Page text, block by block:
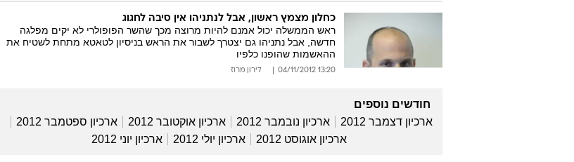
כחלון מצמץ ראשון, אבל לנתניהו אין סיבה לחגוג
ראש הממשלה יכול אמנם להיות מרוצה מכך שהשר הפופולרי לא יקים מפלגה
חדשה, אבל נתניהו גם יצטרך לשבור את הראש בניסיון לטאטא מתחת לשטיח את
ההאשמות שהופנו כלפיו
13:20 04/11/2012 לירון מרוז
חודשים נוספים
ארכיון דצמבר 2012
ארכיון נובמבר 2012 ארכיון אוקטובר 2012
ארכיון ספטמבר 2012
ארכיון אוגוסט 2012
ארכיון יולי 2012 ארכיון יוני 2012